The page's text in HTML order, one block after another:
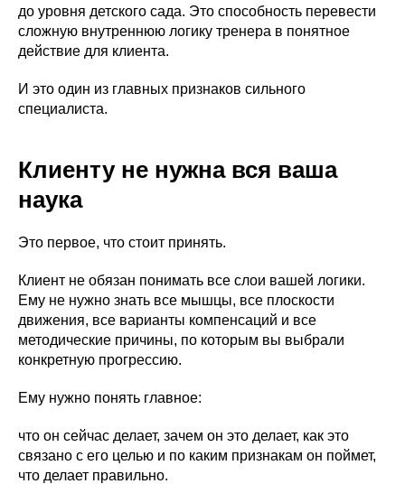
до уровня детского сада. Это способность перевести
сложную внутреннюю логику тренера в понятное
действие для клиента.
И это один из главных признаков сильного
специалиста.
Клиенту не нужна вся ваша
наука
Это первое, что стоит принять.
Клиент не обязан понимать все слои вашей логики.
Ему не нужно знать все мышцы, все плоскости
движения, все варианты компенсаций и все
методические причины, по которым вы выбрали
конкретную прогрессию.
Ему нужно понять главное:
что он сейчас делает, зачем он это делает, как это
связано с его целью и по каким признакам он поймет,
что делает правильно.